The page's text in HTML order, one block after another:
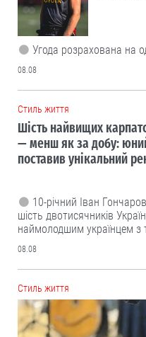
Угода розрахована на
08.08
Cтиль життя
Шість найвищих
— менш як за добу:
поставив унікальний
10-річний Іван
шість двотисячників
наймолодшим українцем з
08.08
Cтиль життя